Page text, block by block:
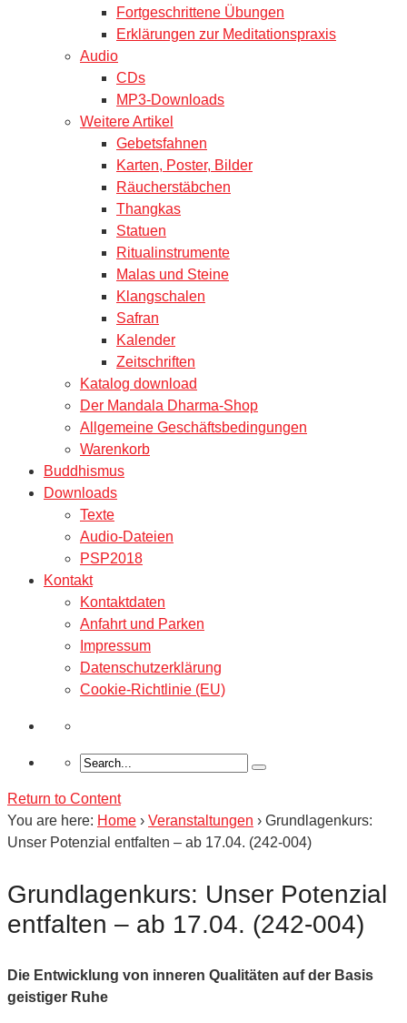
Fortgeschrittene Übungen
Erklärungen zur Meditationspraxis
Audio
CDs
MP3-Downloads
Weitere Artikel
Gebetsfahnen
Karten, Poster, Bilder
Räucherstäbchen
Thangkas
Statuen
Ritualinstrumente
Malas und Steine
Klangschalen
Safran
Kalender
Zeitschriften
Katalog download
Der Mandala Dharma-Shop
Allgemeine Geschäftsbedingungen
Warenkorb
Buddhismus
Downloads
Texte
Audio-Dateien
PSP2018
Kontakt
Kontaktdaten
Anfahrt und Parken
Impressum
Datenschutzerklärung
Cookie-Richtlinie (EU)
Return to Content
You are here: Home › Veranstaltungen › Grundlagenkurs:
Unser Potenzial entfalten – ab 17.04. (242-004)
Grundlagenkurs: Unser Potenzial
entfalten – ab 17.04. (242-004)
Die Entwicklung von inneren Qualitäten auf der Basis
geistiger Ruhe